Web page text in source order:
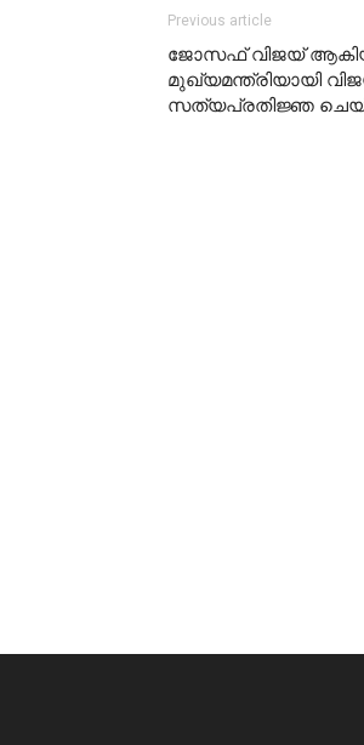
Previous article
ജോസഫ് വിജയ് ആകിയ
മുഖ്യമന്ത്രിയായി
സത്യപ്രതിജ്ഞ